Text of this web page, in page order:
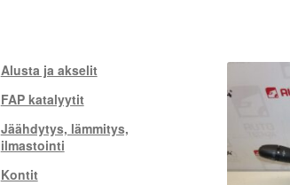
Alusta ja akselit
FAP katalyytit
Jäähdytys, lämmitys,
ilmastointi
Kontit